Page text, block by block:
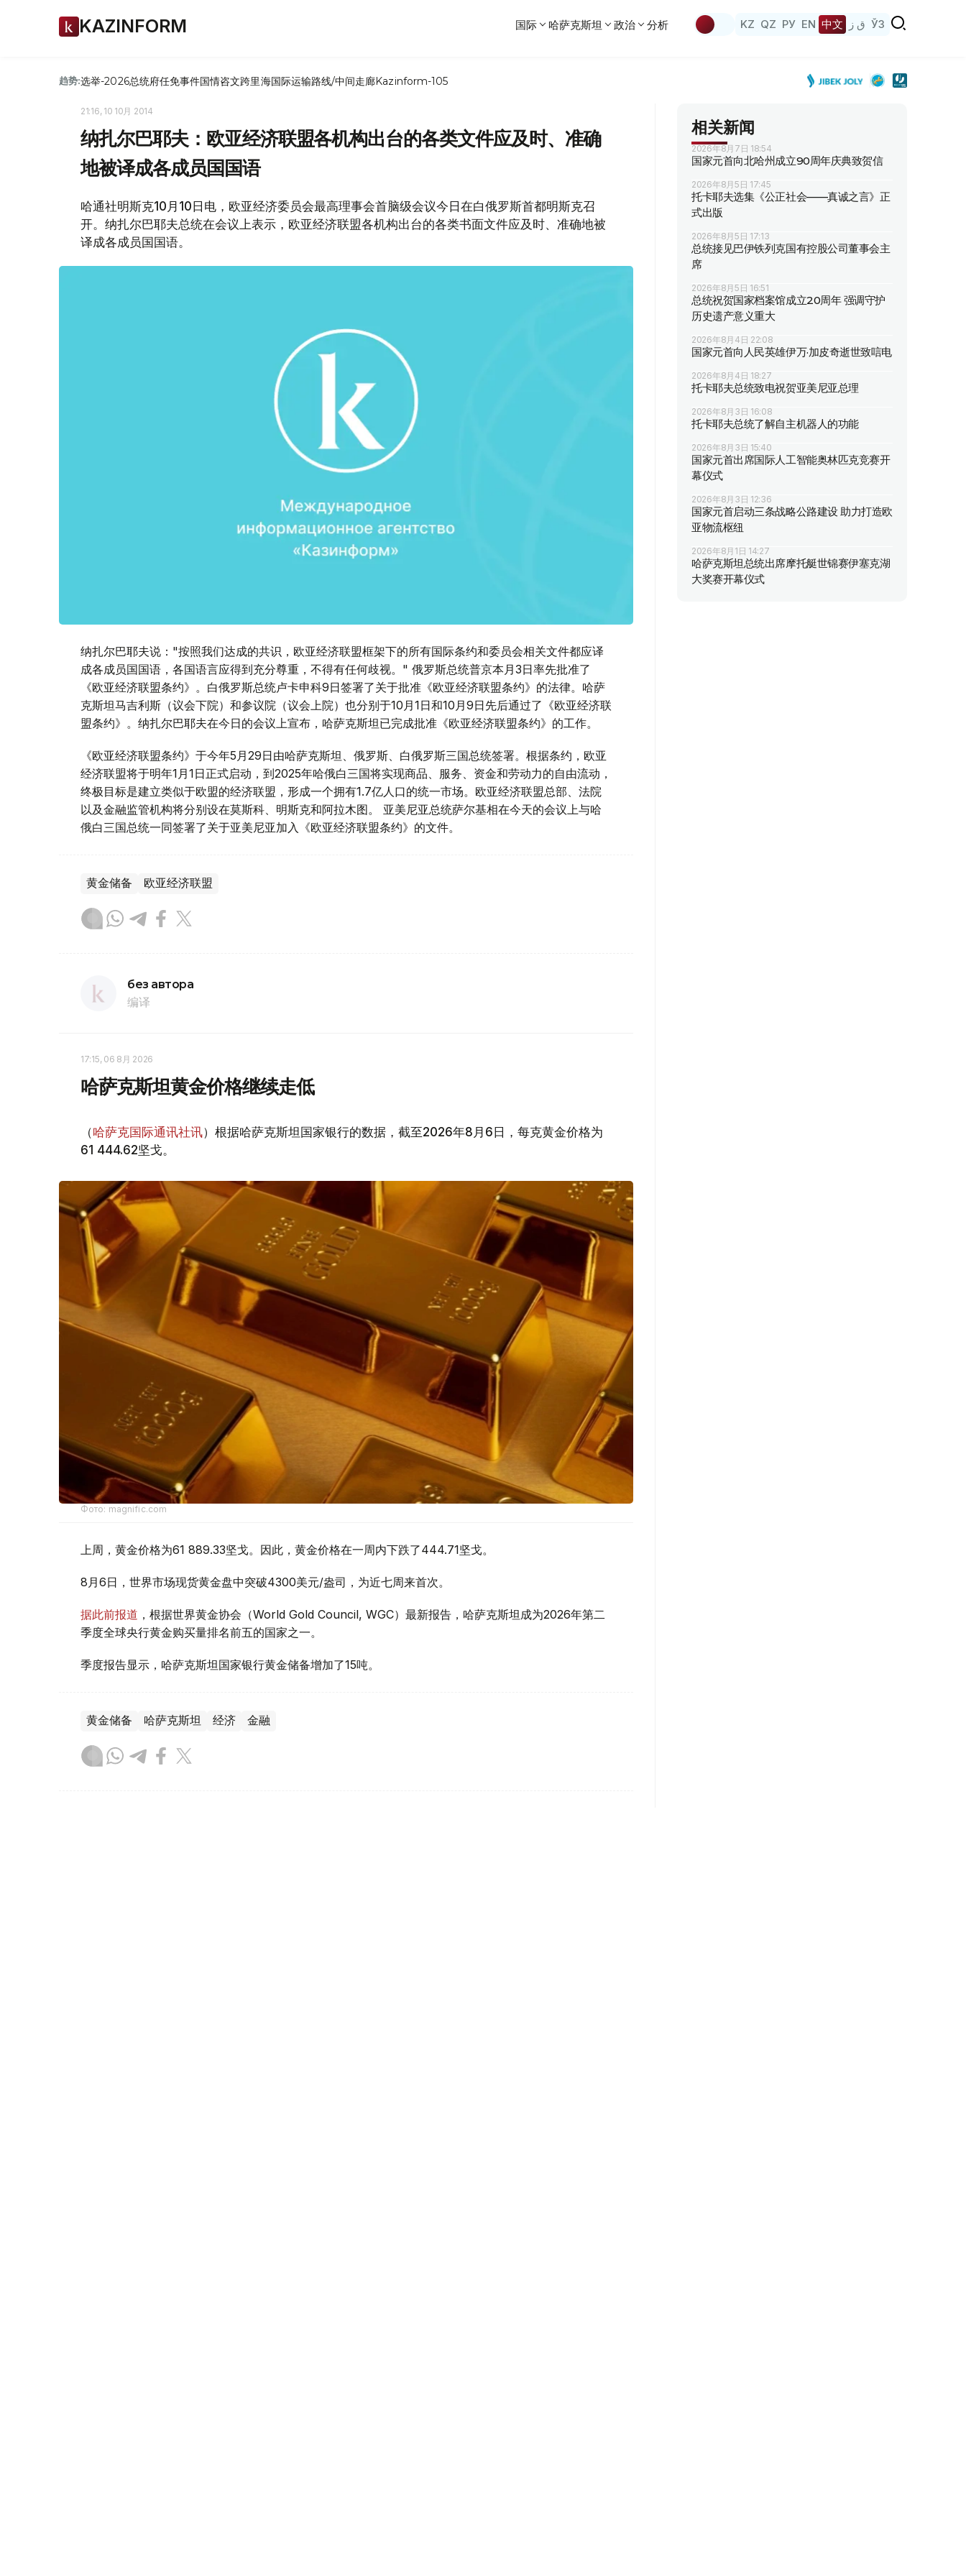
KAZINFORM 国际 哈萨克斯坦 政治 分析 KZ QZ РУ EN 中文 ق ز ЎЗ
趋势:选举-2026总统府任免事件国情咨文跨里海国际运输路线/中间走廊Kazinform-105
21:16, 10 10月 2014
纳扎尔巴耶夫：欧亚经济联盟各机构出台的各类文件应及时、准确
地被译成各成员国国语
哈通社明斯克10月10日电，欧亚经济委员会最高理事会首脑级会议今日在白俄罗斯首都明斯克召
开。纳扎尔巴耶夫总统在会议上表示，欧亚经济联盟各机构出台的各类书面文件应及时、准确地被
译成各成员国国语。
纳扎尔巴耶夫说："按照我们达成的共识，欧亚经济联盟框架下的所有国际条约和委员会相关文件都应译
成各成员国国语，各国语言应得到充分尊重，不得有任何歧视。" 俄罗斯总统普京本月3日率先批准了
《欧亚经济联盟条约》。白俄罗斯总统卢卡申科9日签署了关于批准《欧亚经济联盟条约》的法律。哈萨
克斯坦马吉利斯（议会下院）和参议院（议会上院）也分别于10月1日和10月9日先后通过了《欧亚经济联
盟条约》。纳扎尔巴耶夫在今日的会议上宣布，哈萨克斯坦已完成批准《欧亚经济联盟条约》的工作。
《欧亚经济联盟条约》于今年5月29日由哈萨克斯坦、俄罗斯、白俄罗斯三国总统签署。根据条约，欧亚
经济联盟将于明年1月1日正式启动，到2025年哈俄白三国将实现商品、服务、资金和劳动力的自由流动，
终极目标是建立类似于欧盟的经济联盟，形成一个拥有1.7亿人口的统一市场。欧亚经济联盟总部、法院
以及金融监管机构将分别设在莫斯科、明斯克和阿拉木图。 亚美尼亚总统萨尔基相在今天的会议上与哈
俄白三国总统一同签署了关于亚美尼亚加入《欧亚经济联盟条约》的文件。
黄金储备 欧亚经济联盟
без автора
编译
17:15, 06 8月 2026
哈萨克斯坦黄金价格继续走低
（哈萨克国际通讯社讯）根据哈萨克斯坦国家银行的数据，截至2026年8月6日，每克黄金价格为
61 444.62坚戈。
Фото: magnific.com
上周，黄金价格为61 889.33坚戈。因此，黄金价格在一周内下跌了444.71坚戈。
8月6日，世界市场现货黄金盘中突破4300美元/盎司，为近七周来首次。
据此前报道 ，根据世界黄金协会（World Gold Council, WGC）最新报告，哈萨克斯坦成为2026年第二
季度全球央行黄金购买量排名前五的国家之一。
季度报告显示，哈萨克斯坦国家银行黄金储备增加了15吨。
黄金储备 哈萨克斯坦 经济 金融
相关新闻
2026年8月7日 18:54
国家元首向北哈州成立90周年庆典致贺信
2026年8月5日 17:45
托卡耶夫选集《公正社会——真诚之言》正
式出版
2026年8月5日 17:13
总统接见巴伊铁列克国有控股公司董事会主
席
2026年8月5日 16:51
总统祝贺国家档案馆成立20周年 强调守护
历史遗产意义重大
2026年8月4日 22:08
国家元首向人民英雄伊万·加皮奇逝世致唁电
2026年8月4日 18:27
托卡耶夫总统致电祝贺亚美尼亚总理
2026年8月3日 16:08
托卡耶夫总统了解自主机器人的功能
2026年8月3日 15:40
国家元首出席国际人工智能奥林匹克竞赛开
幕仪式
2026年8月3日 12:36
国家元首启动三条战略公路建设 助力打造欧
亚物流枢纽
2026年8月1日 14:27
哈萨克斯坦总统出席摩托艇世锦赛伊塞克湖
大奖赛开幕仪式